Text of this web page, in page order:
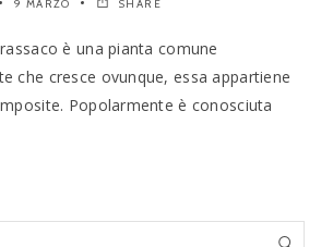
9 MARZO SHARE
è una pianta comune
che cresce ovunque, essa appartiene
Popolarmente è conosciuta